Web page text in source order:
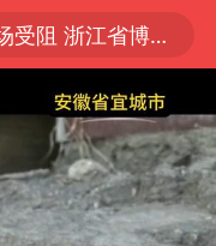
部分观众入场受阻 浙江省博物馆致歉
全胜
奶茶安排上了吗
美股三大指数集体收跌 西数跌超13%